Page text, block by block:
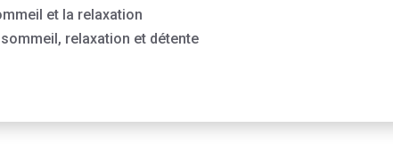
et la relaxation
relaxation et détente